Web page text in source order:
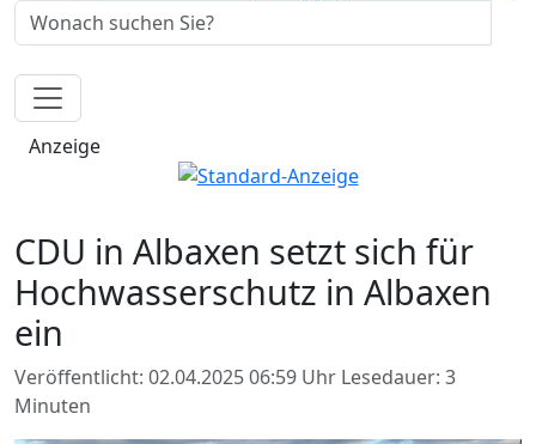
Anzeige
CDU in Albaxen setzt sich für
Hochwasserschutz in Albaxen
ein
Veröffentlicht: 02.04.2025 06:59 Uhr Lesedauer: 3
Minuten